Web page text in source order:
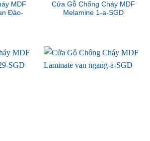
MDF
Đào-
Cửa Gỗ Chống Cháy MDF
Melamine 1-a-SGD